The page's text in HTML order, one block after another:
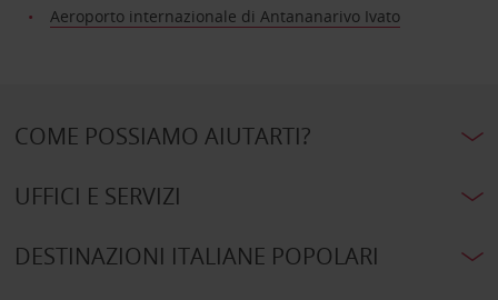
Aeroporto internazionale di Antananarivo Ivato
COME POSSIAMO AIUTARTI?
UFFICI E SERVIZI
DESTINAZIONI ITALIANE POPOLARI